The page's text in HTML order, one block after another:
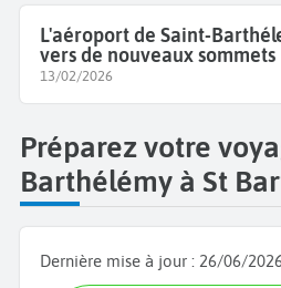
L'aéroport de Saint-
vers de nouveaux sommets
13/02/2026
Préparez votre
Barthélémy à St
Dernière mise à jour : 26/06/